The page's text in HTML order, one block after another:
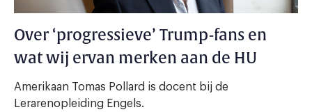
Over ‘progressieve’ Trump-fans en
wat wij ervan merken aan de HU
Amerikaan Tomas Pollard is docent bij de
Lerarenopleiding Engels.